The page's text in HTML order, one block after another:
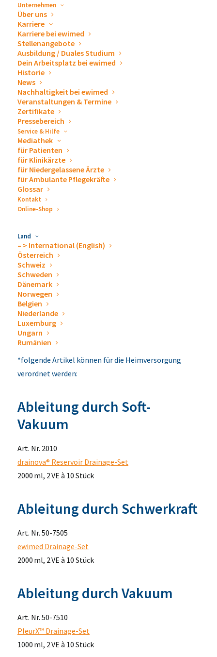
Unternehmen
Über uns
Karriere
Karriere bei ewimed
Stellenangebote
Ausbildung / Duales Studium
Dein Arbeitsplatz bei ewimed
Historie
News
Nachhaltigkeit bei ewimed
Veranstaltungen & Termine
Zertifikate
Pressebereich
Service & Hilfe
Mediathek
für Patienten
für Klinikärzte
für Niedergelassene Ärzte
für Ambulante Pflegekräfte
Glossar
Kontakt
Online-Shop
Land
– > International (English)
Österreich
Schweiz
Schweden
Dänemark
Norwegen
Belgien
Niederlande
Luxemburg
Ungarn
Rumänien
auch mit dem ersten Drainage-Set versorgt.
Für die zukünftige Versorgung mit Drainage-Sets
benötigt der Patient ein
ausgestellt wird. Ein Drainage-Set beinhaltet ein
Reservoir und ein Verbandmaterialset und hat
folgende Hilfsmittelnummer:
Bestellinformationen, die
auf dem Rezept stehen
sollten:
*folgende Artikel können für die Heimversorgung
verordnet werden:
Ableitung durch Soft-
Vakuum
Art. Nr. 2010
drainova® Reservoir Drainage-Set
2000 ml, 2 VE à 10 Stück
Ableitung durch Schwerkraft
Art. Nr. 50-7505
ewimed Drainage-Set
2000 ml, 2 VE à 10 Stück
Ableitung durch Vakuum
Art. Nr. 50-7510
PleurX™ Drainage-Set
1000 ml, 2 VE à 10 Stück